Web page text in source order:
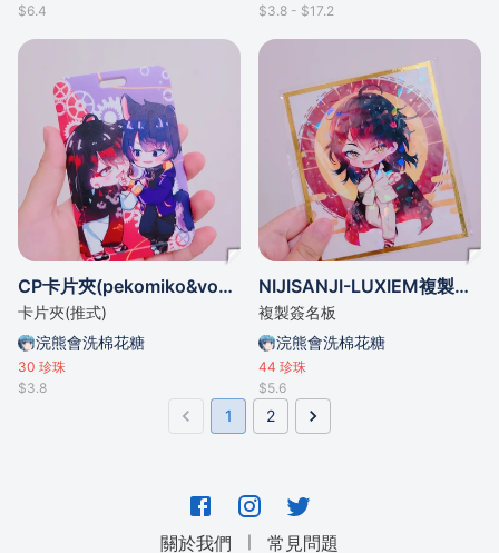
$6.4
$3.8 - $17.2
CP卡片夾(pekomiko&voxto)
卡片夾(推式)
浣熊會洗棉花糖
30 珍珠
$3.8
NIJISANJI-LUXIEM複製簽名板
複製簽名板
浣熊會洗棉花糖
44 珍珠
$5.6
1 2
關於我們 ｜ 常見問題